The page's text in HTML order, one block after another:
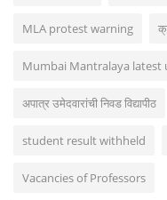
MLA protest warning
Mumbai Mantralaya latest
अपात्र उमेदवारांची निवड विद्यापीठ
student result withheld
Vacancies of Professors